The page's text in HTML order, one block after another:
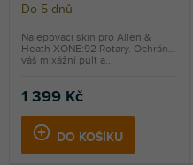
Do 5 dnů
1 399 Kč
DO KOŠÍKU
Nalepovací skin pro Allen &
Heath XONE:92 Rotary. Ochrání
váš mixážní pult a...